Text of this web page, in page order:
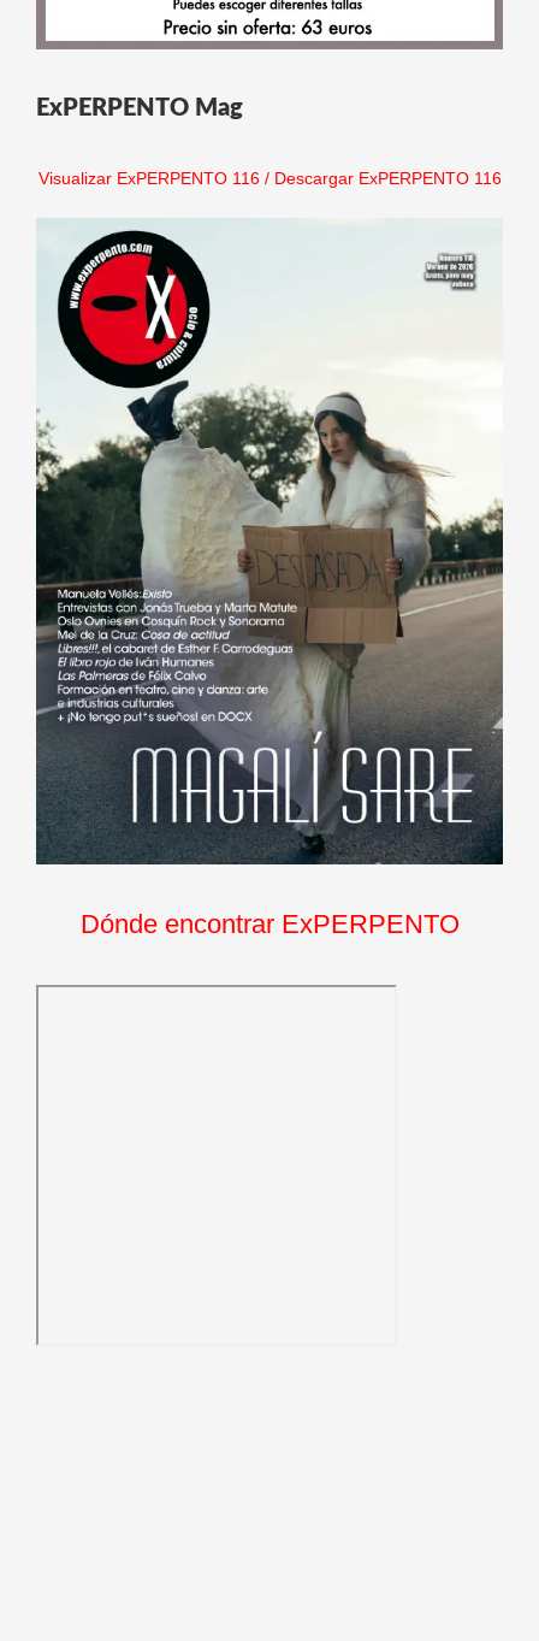
ExPERPENTO Mag
Visualizar ExPERPENTO 116/ Descargar ExPERPENTO 116
Dónde encontrar ExPERPENTO